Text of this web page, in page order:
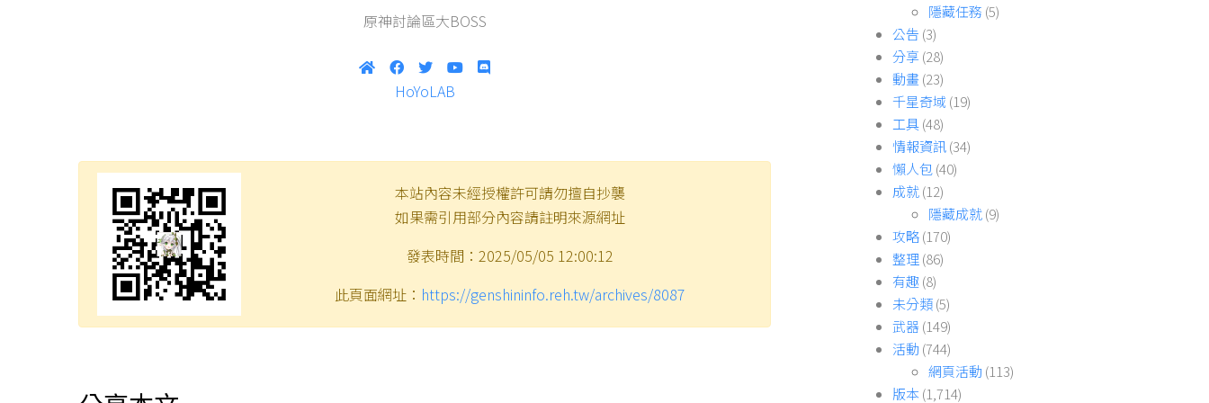
原神討論區大BOSS
HoYoLAB
本站內容未經授權許可請勿擅自抄襲
如果需引用部分內容請註明來源網址
發表時間：2025/05/05 12:00:12
此頁面網址： https://genshininfo.reh.tw/archives/8087
隱藏任務 (5)
公告 (3)
分享(28)
動畫(23)
千星奇域 (19)
工具(48)
情報資訊(34)
懶人包(40)
成就(12)
隱藏成就(9)
攻略(170)
整理(86)
有趣(8)
未分類(5)
武器(149)
活動 (744)
網頁活動 (113)
版本 (1,714)